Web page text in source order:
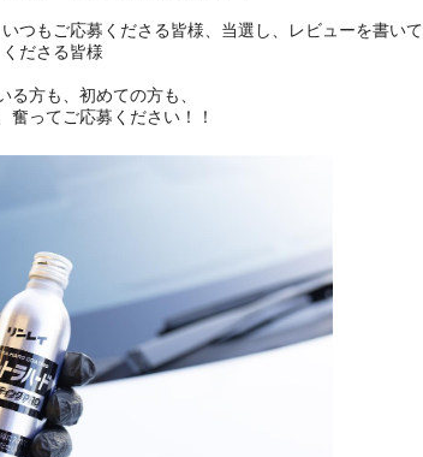
いつもご応募くださる皆様、当選し、レビューを書いて
くださる皆様
る方も、初めての方も、
奮ってご応募ください！！